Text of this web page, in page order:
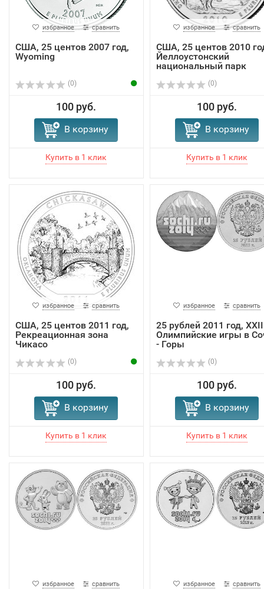
избранное сравнить
США, 25 центов 2007 год,
Wyoming
(0)
100 руб.
В корзину
избранное сравнить
США, 25 центов 2010
Йеллоустонский
национальный парк
(0)
100 руб.
В корзину
избранное сравнить
США, 25 центов 2011 год,
Рекреационная зона
Чикасо
(0)
100 руб.
В корзину
избранное сравнить
25 рублей 2011 год, XXII
Олимпийские игры в
- Горы
(0)
100 руб.
В корзину
избранное сравнить избранное сравнить